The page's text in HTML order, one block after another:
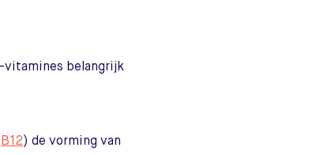
vitamines belangrijk
B12) de vorming van